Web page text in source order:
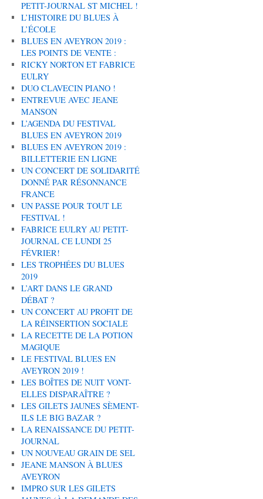
PETIT-JOURNAL ST MICHEL !
L’HISTOIRE DU BLUES À
L’ÉCOLE
BLUES EN AVEYRON 2019 :
LES POINTS DE VENTE :
RICKY NORTON ET FABRICE
EULRY
DUO CLAVECIN PIANO !
ENTREVUE AVEC JEANE
MANSON
L’AGENDA DU FESTIVAL
BLUES EN AVEYRON 2019
BLUES EN AVEYRON 2019 :
BILLETTERIE EN LIGNE
UN CONCERT DE SOLIDARITÉ
DONNÉ PAR RÉSONNANCE
FRANCE
UN PASSE POUR TOUT LE
FESTIVAL !
FABRICE EULRY AU PETIT-
JOURNAL CE LUNDI 25
FÉVRIER!
LES TROPHÉES DU BLUES
2019
L’ART DANS LE GRAND
DÉBAT ?
UN CONCERT AU PROFIT DE
LA RÉINSERTION SOCIALE
LA RECETTE DE LA POTION
MAGIQUE
LE FESTIVAL BLUES EN
AVEYRON 2019 !
LES BOÎTES DE NUIT VONT-
ELLES DISPARAÎTRE ?
LES GILETS JAUNES SÈMENT-
ILS LE BIG BAZAR ?
LA RENAISSANCE DU PETIT-
JOURNAL
UN NOUVEAU GRAIN DE SEL
JEANE MANSON À BLUES
AVEYRON
IMPRO SUR LES GILETS